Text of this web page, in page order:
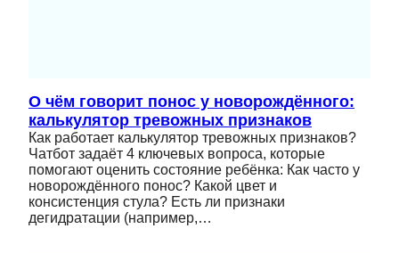
О чём говорит понос у новорождённого:
калькулятор тревожных признаков
Как работает калькулятор тревожных признаков?
Чатбот задаёт 4 ключевых вопроса, которые
помогают оценить состояние ребёнка: Как часто у
новорождённого понос? Какой цвет и
консистенция стула? Есть ли признаки
дегидратации (например,…